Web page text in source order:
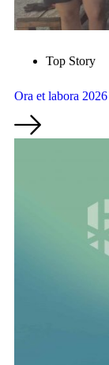
Top Story
Ora et labora 2026